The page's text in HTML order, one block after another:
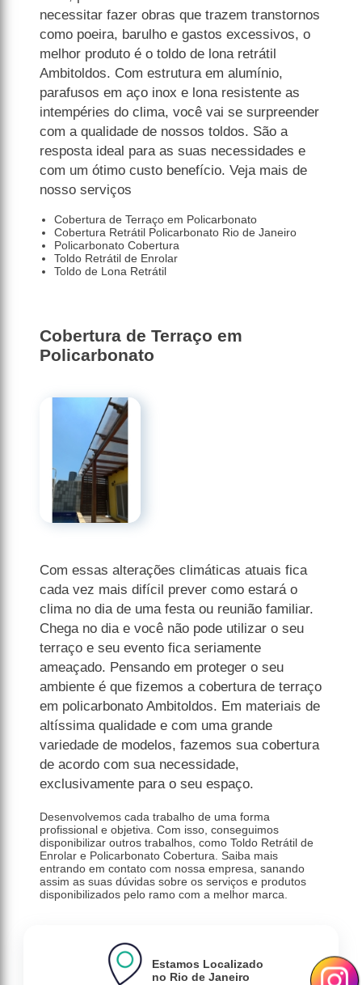
necessitar fazer obras que trazem transtornos
como poeira, barulho e gastos excessivos, o
melhor produto é o toldo de lona retrátil
Ambitoldos. Com estrutura em alumínio,
parafusos em aço inox e lona resistente as
intempéries do clima, você vai se surpreender
com a qualidade de nossos toldos. São a
resposta ideal para as suas necessidades e
com um ótimo custo benefício. Veja mais de
nosso serviços
Cobertura de Terraço em Policarbonato
Cobertura Retrátil Policarbonato Rio de Janeiro
Policarbonato Cobertura
Toldo Retrátil de Enrolar
Toldo de Lona Retrátil
Cobertura de Terraço em
Policarbonato
Com essas alterações climáticas atuais fica
cada vez mais difícil prever como estará o
clima no dia de uma festa ou reunião familiar.
Chega no dia e você não pode utilizar o seu
terraço e seu evento fica seriamente
ameaçado. Pensando em proteger o seu
ambiente é que fizemos a cobertura de terraço
em policarbonato Ambitoldos. Em materiais de
altíssima qualidade e com uma grande
variedade de modelos, fazemos sua cobertura
de acordo com sua necessidade,
exclusivamente para o seu espaço.
Desenvolvemos cada trabalho de uma forma
profissional e objetiva. Com isso, conseguimos
disponibilizar outros trabalhos, como Toldo Retrátil de
Enrolar e Policarbonato Cobertura. Saiba mais
entrando em contato com nossa empresa, sanando
assim as suas dúvidas sobre os serviços e produtos
disponibilizados pelo ramo com a melhor marca.
Estamos Localizado
no Rio de Janeiro